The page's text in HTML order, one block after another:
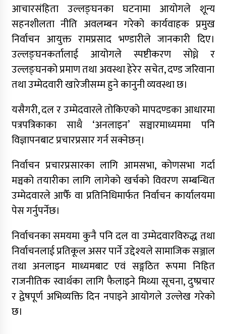
आचारसंहिता उल्लङ्घनका घटनामा आयोगले शून्य
सहनशीलता नीति अवलम्बन गरेको कार्यवाहक प्रमुख
निर्वाचन आयुक्त रामप्रसाद भण्डारीले जानकारी दिए।
उल्लङ्घनकर्तालाई आयोगले स्पष्टीकरण सोध्ने र
उल्लङ्घनको प्रमाण तथा अवस्था हेरेर सचेत, दण्ड जरिवाना
तथा उम्मेदवारी खारेजीसम्म हुने कानुनी व्यवस्था छ।
यसैगरी, दल र उम्मेदवारले तोकिएको मापदण्डका आधारमा
पत्रपत्रिकाका साथै ‘अनलाइन’ सञ्चारमाध्यममा पनि
विज्ञापनबाट प्रचारप्रसार गर्न सक्नेछन्।
निर्वाचन प्रचारप्रसारका लागि आमसभा, कोणसभा गर्दा
मञ्चको तयारीका लागि लागेको खर्चको विवरण सम्बन्धित
उम्मेदवारले आफैँ वा प्रतिनिधिमार्फत निर्वाचन कार्यालयमा
पेस गर्नुपर्नेछ।
निर्वाचनका समयमा कुनै पनि दल वा उम्मेदवारविरुद्ध तथा
निर्वाचनलाई प्रतिकूल असर पार्ने उद्देश्यले सामाजिक सञ्जाल
तथा अनलाइन माध्यमबाट एवं सङ्गठित रूपमा निहित
राजनीतिक स्वार्थका लागि फैलाइने मिथ्या सूचना, दुष्प्रचार
र द्वेषपूर्ण अभिव्यक्ति दिन नपाइने आयोगले उल्लेख गरेको
छ।